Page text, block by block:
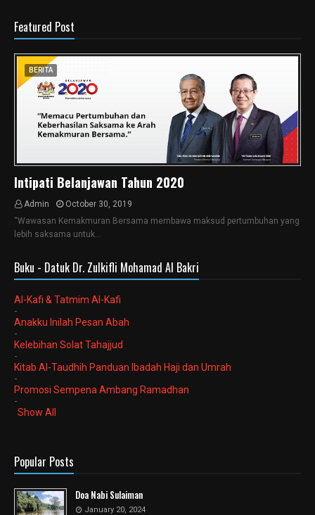
Featured Post
BERITA
Intipati Belanjawan Tahun 2020
Admin
October 30, 2019
“Wawasan Kemakmuran Bersama membawa maksud pertumbuhan yang
lebih saksama untuk…
Buku - Datuk Dr. Zulkifli Mohamad Al Bakri
Al-Kafi & Tatmim Al-Kafi
-
Anakku Inilah Pesan Abah
-
Kelebihan Solat Tahajjud
-
Kitab Al-Taudhih Panduan Ibadah Haji dan Umrah
-
Promosi Sempena Ambang Ramadhan
-
Show All
Popular Posts
Doa Nabi Sulaiman
January 20, 2024